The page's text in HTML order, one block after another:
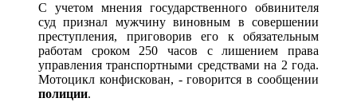
С учетом мнения государственного обвинителя
суд признал мужчину виновным в совершении
преступления, приговорив его к обязательным
работам сроком 250 часов с лишением права
управления транспортными средствами на 2 года.
Мотоцикл конфискован, - говорится в сообщении
полиции.